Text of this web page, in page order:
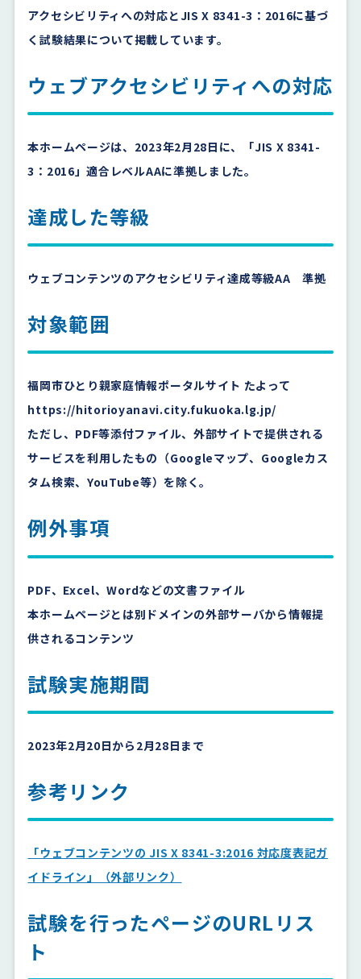
アクセシビリティへの対応とJIS X 8341-3：2016に基づ
く試験結果について掲載しています。
ウェブアクセシビリティへの対応
本ホームページは、2023年2月28日に、「JIS X 8341-
3：2016」適合レベルAAに準拠しました。
達成した等級
ウェブコンテンツのアクセシビリティ達成等級AA 準拠
対象範囲
福岡市ひとり親家庭情報ポータルサイト たよって
https://hitorioyanavi.city.fukuoka.lg.jp/
ただし、PDF等添付ファイル、外部サイトで提供される
サービスを利用したもの（Googleマップ、Googleカス
タム検索、YouTube等）を除く。
例外事項
PDF、Excel、Wordなどの文書ファイル
本ホームページとは別ドメインの外部サーバから情報提
供されるコンテンツ
試験実施期間
2023年2月20日から2月28日まで
参考リンク
「ウェブコンテンツの JIS X 8341-3:2016 対応度表記ガ
イドライン」（外部リンク）
試験を行ったページのURLリス
ト